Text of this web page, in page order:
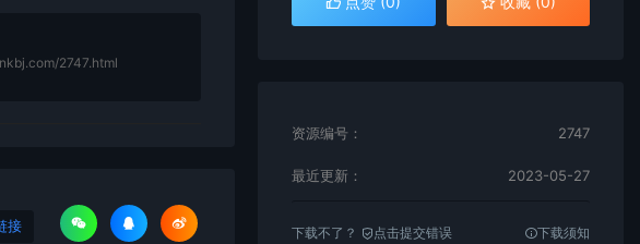
2747.html
接
资源编号： 2747
最近更新： 2023-05-27
下载不了？ 点击提交错误 下载须知